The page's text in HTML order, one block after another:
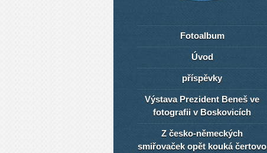
Fotoalbum
Úvod
příspěvky
Výstava Prezident Beneš ve
fotografii v Boskovicích
Z česko-německých
smiřovaček opět kouká čertovo